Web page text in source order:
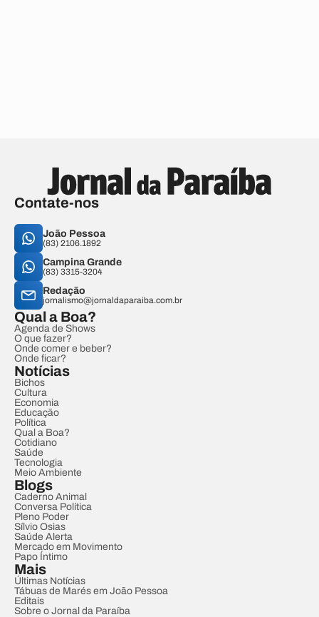
Contate-nos
João Pessoa
(83) 2106.1892
Campina Grande
(83) 3315-3204
Redação
jornalismo@jornaldaparaiba.com.br
Qual a Boa?
Agenda de Shows
O que fazer?
Onde comer e beber?
Onde ficar?
Notícias
Bichos
Cultura
Economia
Educação
Política
Qual a Boa?
Cotidiano
Saúde
Tecnologia
Meio Ambiente
Blogs
Caderno Animal
Conversa Política
Pleno Poder
Sílvio Osias
Saúde Alerta
Mercado em Movimento
Papo Íntimo
Mais
Últimas Notícias
Tábuas de Marés em João Pessoa
Editais
Sobre o Jornal da Paraíba